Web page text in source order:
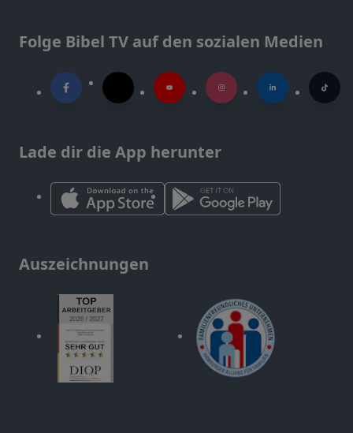
Folge Bibel TV auf den sozialen Medien
Lade dir die App herunter
Auszeichnungen